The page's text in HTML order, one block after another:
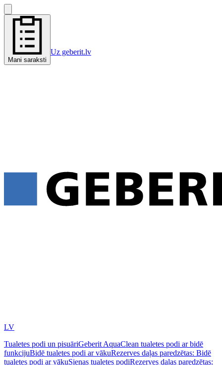
Mani saraksti
Uz geberit.lv
LV
Tualetes podi un pisuāriGeberit AquaClean tualetes podi ar bidē
funkcijuBidē tualetes podi ar vākuRezerves daļas paredzētas: Bidē
tualetes podi ar vākuSienas tualetes podiRezerves daļas paredzētas: